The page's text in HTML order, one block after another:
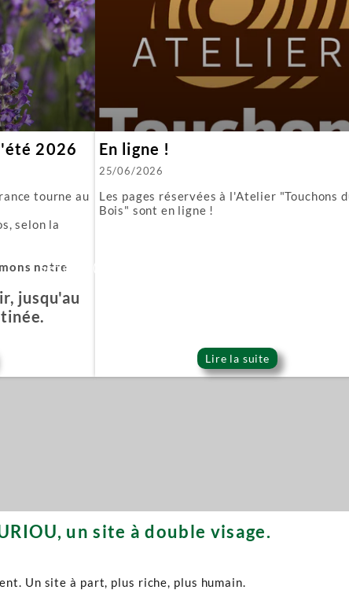
vous proposons aussi quelques produits spécifiques :
Mawashibiki : l'équivalent japonais de nos scies à guichet.
Kughikii : parfaite pour araser les tenons.
nous fournissons aussi toutes les lames de rechange.
Série Or (Gold series) Épée
2026
tourne au
selon la
notre
jusqu'au
En ligne !
25/06/2026
Les pages réservées à l'Atelier "Touchons
Bois" sont en ligne !
Lire la suite
un site à double visage.
Un site à part, plus riche, plus humain.